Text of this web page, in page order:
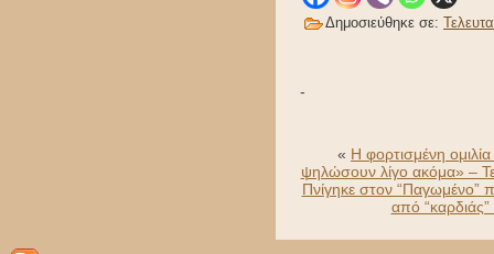
Δημοσιεύθηκε σε:
-
« Η φορτισμένη
ψηλώσουν λίγο ακόμα» –
Πνίγηκε στον “Παγωμένο”
από